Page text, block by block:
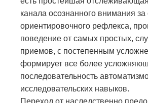
канала осознанного внимания за
ориентировочного рефлекса,
поведение от самых простых,
приемов, с постепенным
формирует все более
последовательность
исследовательских навыков.